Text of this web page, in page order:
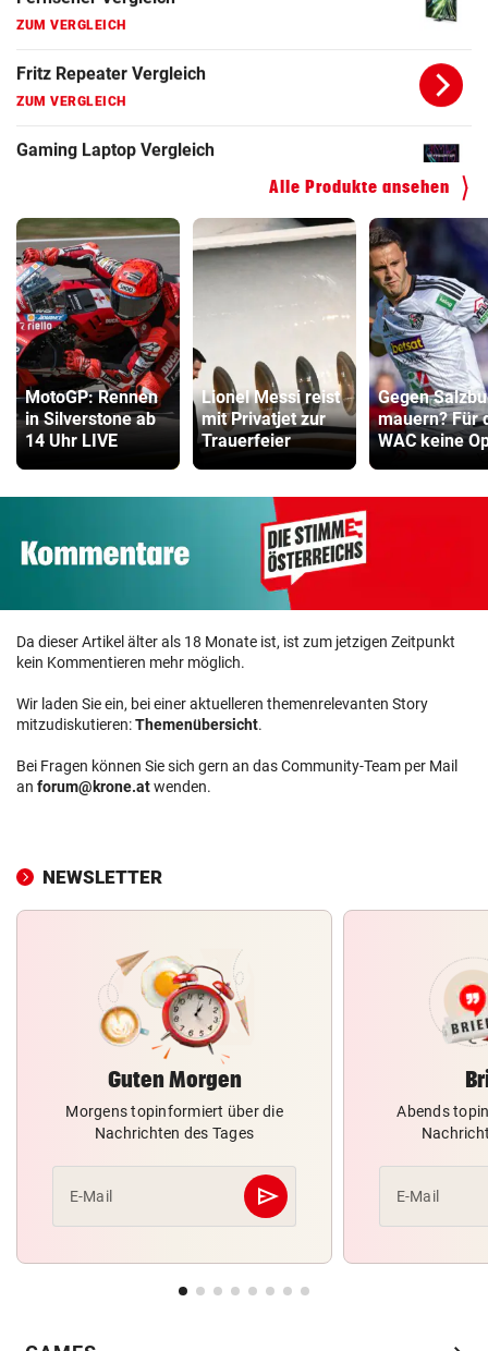
Gaming Laptop Vergleich
Grafikkarten Vergleich
Alle Produkte ansehen
MotoGP: Rennen
in Silverstone ab
14 Uhr LIVE
Lionel Messi reist
mit Privatjet zur
Trauerfeier
Gegen
mauern? Für
WAC keine
Da dieser Artikel älter als 18 Monate ist, ist zum jetzigen Zeitpunkt
kein Kommentieren mehr möglich.
Wir laden Sie ein, bei einer aktuelleren themenrelevanten Story
mitzudiskutieren:Themenübersicht.
Bei Fragen können Sie sich gern an das Community-Team per Mail
an forum@krone.atwenden.
NEWSLETTER
Guten Morgen
Morgens topinformiert über die
Nachrichten des Tages
E-Mail send
Abschicken
Abends
E-Mail